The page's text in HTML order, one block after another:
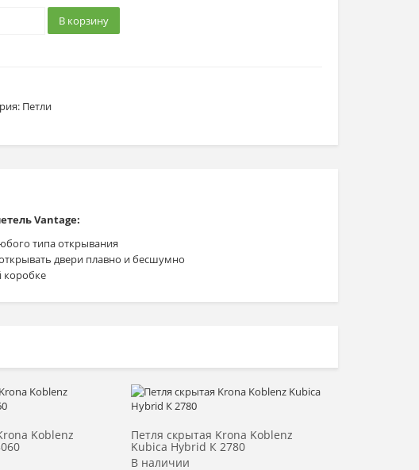
В корзину
Петли
Vantage:
типа открывания
двери плавно и бесшумно
коробке
Koblenz
>
Петля скрытая Krona Koblenz
Kubica Hybrid К 2780
В наличии
Выбрать >